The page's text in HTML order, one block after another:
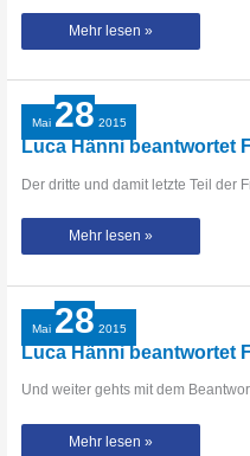
Daniele
beantwortet
–
Teil
1
Mehr lesen »
Mai 28 2015
Luca Hänni beantwortet
Der dritte und damit letzte Teil der
Luca
–
Teil
3
Mehr lesen »
Mai 28 2015
Luca Hänni beantwortet
Und weiter gehts mit dem
Luca
Mehr lesen »